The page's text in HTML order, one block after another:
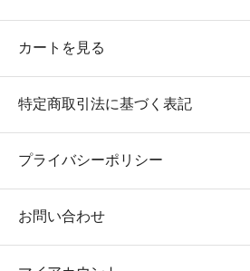
カートを見る
特定商取引法に基づく表記
プライバシーポリシー
お問い合わせ